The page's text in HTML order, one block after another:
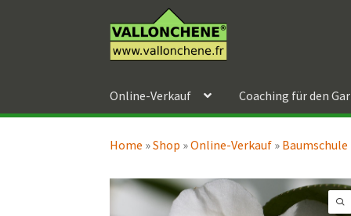
Navigation
springen
Inhalt
springen
Online-Verkauf Coaching für den
Home »Shop »Online-Verkauf » Baumschule